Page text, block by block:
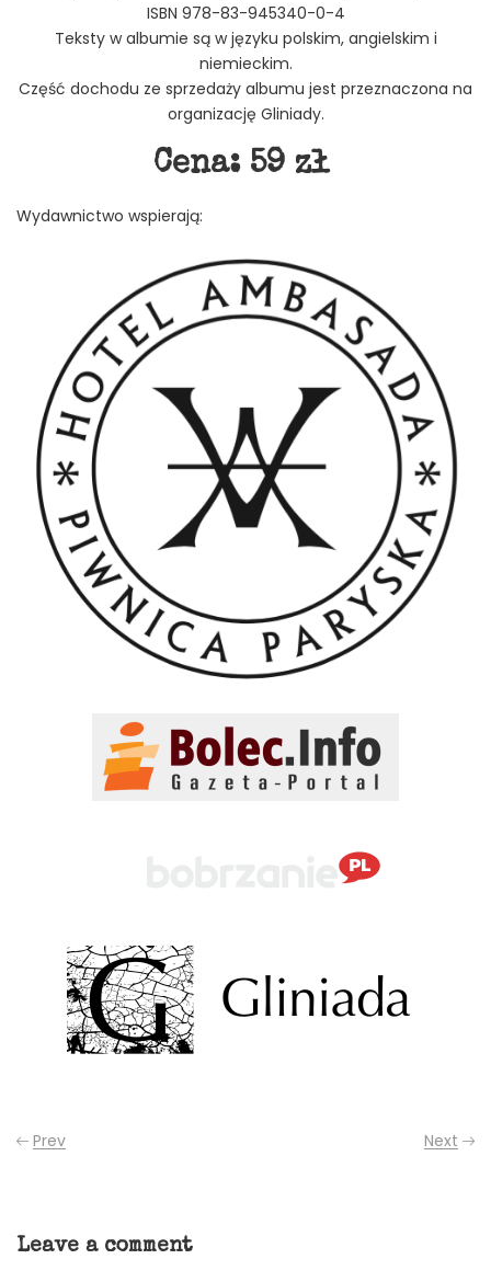
ISBN 978-83-945340-0-4
Teksty w albumie są w języku polskim, angielskim i
niemieckim.
Część dochodu ze sprzedaży albumu jest przeznaczona na
organizację Gliniady.
Cena: 59 zł
Album
Wydawnictwo wspierają:
Prev Next
Leave a comment